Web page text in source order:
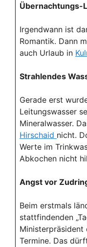
Übernachtungs-
Irgendwann ist
Romantik. Dann
auch Urlaub in
Strahlendes
Gerade erst
Leitungswasser
Mineralwasser.
Hirschaid nicht.
Werte im
Abkochen nicht
Angst vor
Beim erstmals
stattfindenden
Ministerpräsident
Termine. Das